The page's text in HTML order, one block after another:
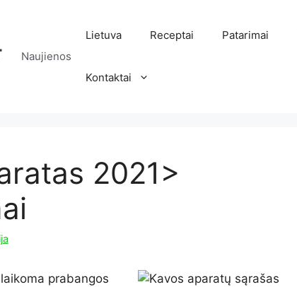
Naujienos
Lietuva Receptai Patarimai
Kontaktai
2021>
prabangos